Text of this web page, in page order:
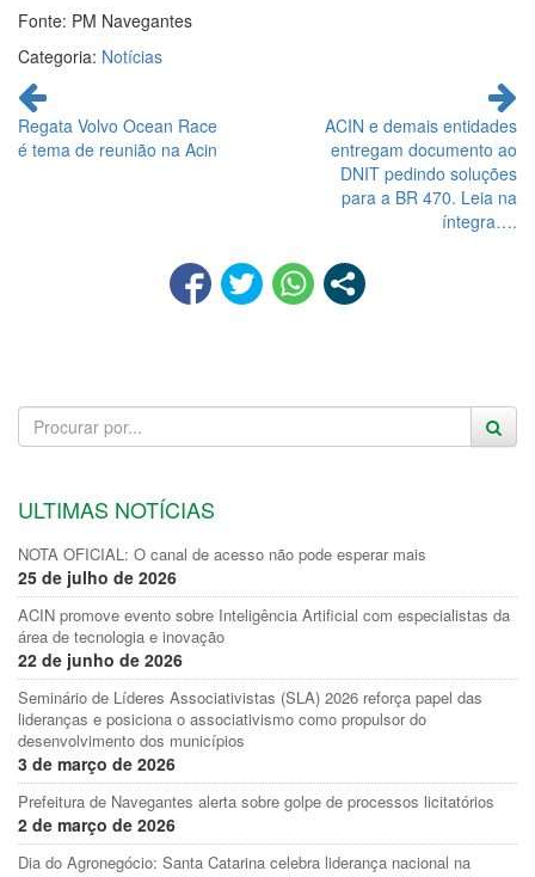
Fonte: PM Navegantes
Categoria: Notícias
Continue
lendo
Regata Volvo Ocean Race
é tema de reunião na Acin
ACIN e demais entidades
entregam documento ao
DNIT pedindo soluções
para a BR 470. Leia na
íntegra….
ULTIMAS NOTÍCIAS
NOTA OFICIAL: O canal de acesso não pode esperar mais
25 de julho de 2026
ACIN promove evento sobre Inteligência Artificial com especialistas da
área de tecnologia e inovação
22 de junho de 2026
Seminário de Líderes Associativistas (SLA) 2026 reforça papel das
lideranças e posiciona o associativismo como propulsor do
desenvolvimento dos municípios
3 de março de 2026
Prefeitura de Navegantes alerta sobre golpe de processos licitatórios
2 de março de 2026
Dia do Agronegócio: Santa Catarina celebra liderança nacional na